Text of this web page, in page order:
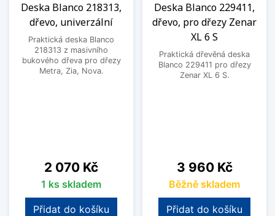
Deska Blanco 218313,
dřevo, univerzální
Praktická deska Blanco
218313 z masivního
bukového dřeva pro dřezy
Metra, Zia, Nova.
Cena
2 070 Kč
1 ks skladem
Přidat do košíku
Deska Blanco 229411,
dřevo, pro dřezy Zenar
XL 6 S
Praktická dřevěná deska
Blanco 229411 pro dřezy
Zenar XL 6 S.
Cena
3 960 Kč
Běžně skladem
Přidat do košíku